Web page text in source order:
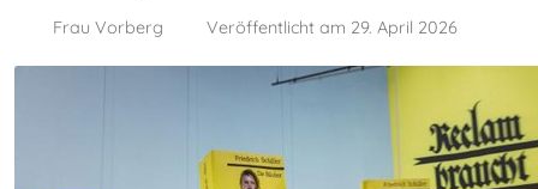
Frau Vorberg Veröffentlicht am 29. April 2026